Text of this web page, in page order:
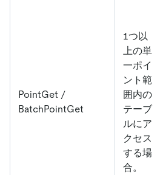
PointGet /
BatchPointGet
1つ以
上の単
一ポイ
ント範
囲内の
テーブ
ルにア
クセス
する場
合。